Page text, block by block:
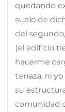
quedando
suelo de
del
(el edificio
hacerme
terraza, ni
su
comunidad